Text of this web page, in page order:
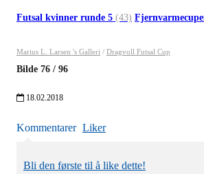
Futsal kvinner runde 5 (43)
Marius L. Larsen 's Galleri / Dragvoll Futsal Cup
Bilde 76 / 96
18.02.2018
Kommentarer Liker
Bli den første til å like dette!